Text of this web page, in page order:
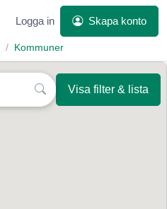
Logga in Skapa konto
Kommuner
Visa filter & lista